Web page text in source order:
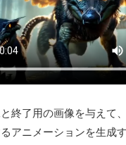
終了用の画像を与えて
アニメーションを生成